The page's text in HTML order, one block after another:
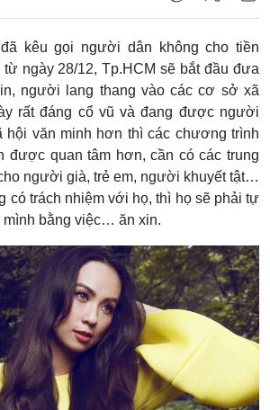
kêu gọi người dân không cho tiền
ngày 28/12, Tp.HCM sẽ bắt đầu đưa
người lang thang vào các cơ sở xã
rất đáng cổ vũ và đang được người
hội văn minh hơn thì các chương trình
được quan tâm hơn, cần có các trung
người già, trẻ em, người khuyết tật…
có trách nhiệm với họ, thì họ sẽ phải tự
mình bằng việc… ăn xin.